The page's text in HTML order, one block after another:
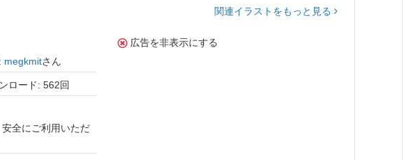
関連イラストをもっと見る
megkmitさん
ロード: 562回
全にご利用いただ
広告を非表示にする